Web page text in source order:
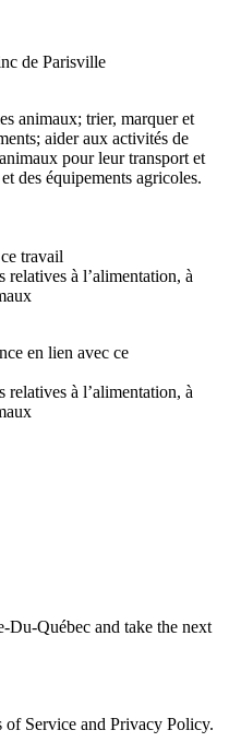
de Parisville
animaux; trier, marquer et
aider aux activités de
pour leur transport et
des équipements agricoles.
avec ce travail
relatives à l’alimentation, à
animaux
en lien avec ce
relatives à l’alimentation, à
animaux
Québec and take the next
Service and Privacy Policy.